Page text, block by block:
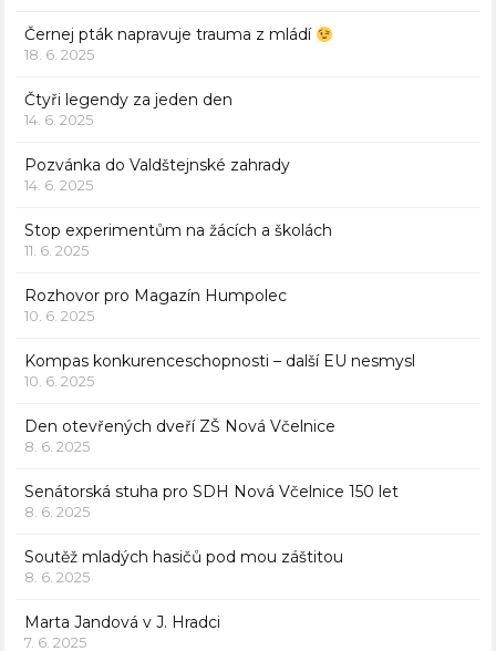
Černej pták napravuje trauma z mládí
18. 6. 2025
Čtyři legendy za jeden den
14. 6. 2025
Pozvánka do Valdštejnské zahrady
14. 6. 2025
Stop experimentům na žácích a školách
11. 6. 2025
Rozhovor pro Magazín Humpolec
10. 6. 2025
Kompas konkurenceschopnosti – další EU nesmysl
10. 6. 2025
Den otevřených dveří ZŠ Nová Včelnice
8. 6. 2025
Senátorská stuha pro SDH Nová Včelnice 150 let
8. 6. 2025
Soutěž mladých hasičů pod mou záštitou
8. 6. 2025
Marta Jandová v J. Hradci
7. 6. 2025